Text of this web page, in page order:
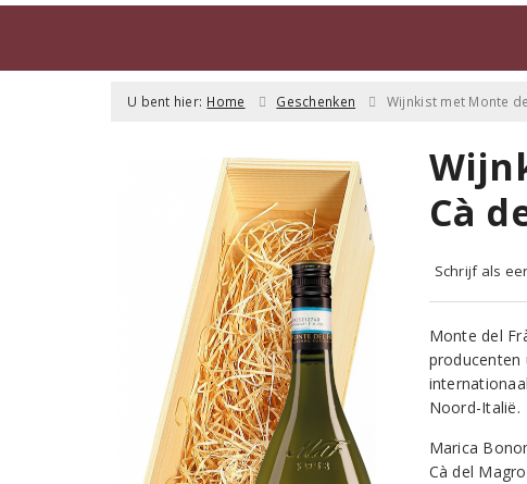
U bent hier: Home Geschenken Wijnkist met Monte
Cà
Schrijf als
Monte del
producenten
Noord-Italië.
Marica
Cà del